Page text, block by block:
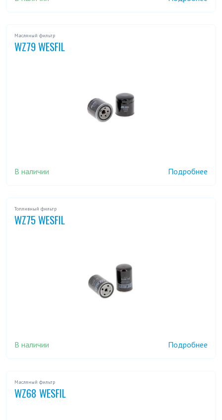
Масляный фильтр
WZ79 WESFIL
В наличии Подробнее
Топливный фильтр
WZ75 WESFIL
В наличии Подробнее
Масляный фильтр
WZ68 WESFIL